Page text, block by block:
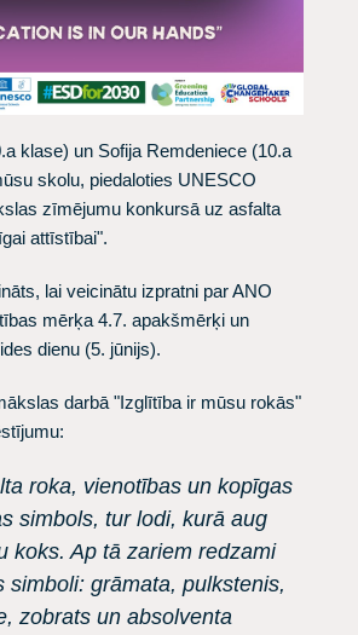
klase) un Sofija Remdeniece (10.a
skolu, piedaloties UNESCO
zīmējumu konkursā uz asfalta
attīstībai".
lai veicinātu izpratni par ANO
mērķa 4.7. apakšmērķi un
dienu (5. jūnijs).
darbā "Izglītība ir mūsu rokās"
roka, vienotības un kopīgas
simbols, tur lodi, kurā aug
koks. Ap tā zariem redzami
simboli: grāmata, pulkstenis,
zobrats un absolventa